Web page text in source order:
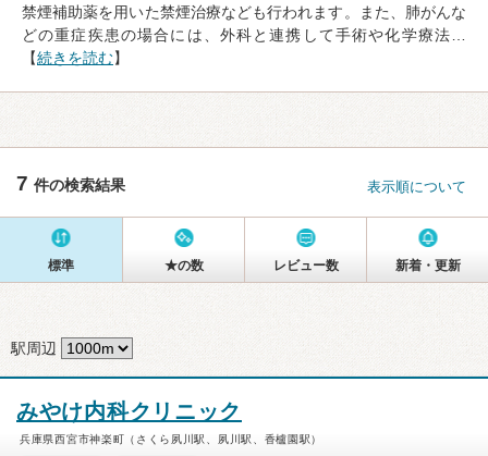
禁煙補助薬を用いた禁煙治療なども行われます。また、肺がんな
どの重症疾患の場合には、外科と連携して手術や化学療法…
【続きを読む】
7 件の検索結果 表示順について
標準 ★の数 レビュー数 新着・更新
駅周辺
みやけ内科クリニック
兵庫県西宮市神楽町（さくら夙川駅、夙川駅、香櫨園駅）